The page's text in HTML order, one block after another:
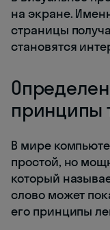
на экране.
страницы
становятся
принципы
В мире
простой, но
который
слово может
его принципы